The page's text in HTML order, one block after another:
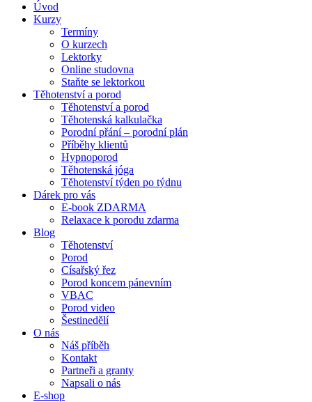
Úvod
Kurzy
Termíny
O kurzech
Lektorky
Online studovna
Staňte se lektorkou
Těhotenství a porod
Těhotenství a porod
Těhotenská kalkulačka
Porodní přání – porodní plán
Příběhy klientů
Hypnoporod
Těhotenská jóga
Těhotenství týden po týdnu
Dárek pro vás
E-book ZDARMA
Relaxace k porodu zdarma
Blog
Těhotenství
Porod
Císařský řez
Porod koncem pánevním
VBAC
Porod video
Šestinedělí
O nás
Náš příběh
Kontakt
Partneři a granty
Napsali o nás
E-shop